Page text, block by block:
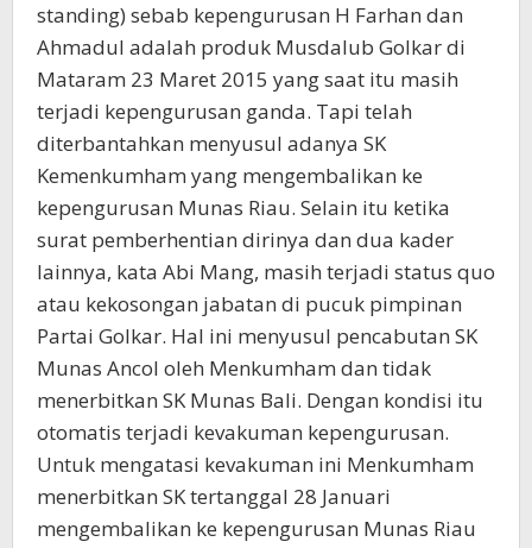
standing) sebab kepengurusan H Farhan dan
Ahmadul adalah produk Musdalub Golkar di
Mataram 23 Maret 2015 yang saat itu masih
terjadi kepengurusan ganda. Tapi telah
diterbantahkan menyusul adanya SK
Kemenkumham yang mengembalikan ke
kepengurusan Munas Riau. Selain itu ketika
surat pemberhentian dirinya dan dua kader
lainnya, kata Abi Mang, masih terjadi status quo
atau kekosongan jabatan di pucuk pimpinan
Partai Golkar. Hal ini menyusul pencabutan SK
Munas Ancol oleh Menkumham dan tidak
menerbitkan SK Munas Bali. Dengan kondisi itu
otomatis terjadi kevakuman kepengurusan.
Untuk mengatasi kevakuman ini Menkumham
menerbitkan SK tertanggal 28 Januari
mengembalikan ke kepengurusan Munas Riau